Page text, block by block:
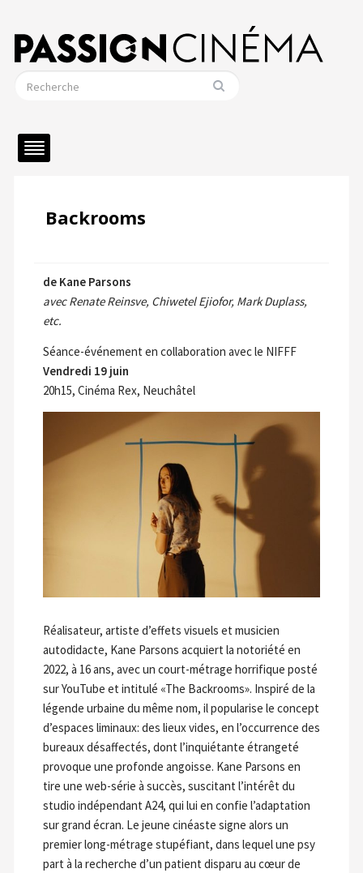
Backrooms
de Kane Parsons
avec Renate Reinsve, Chiwetel Ejiofor, Mark Duplass,
etc.
Séance-événement en collaboration avec le NIFFF
Vendredi 19 juin
20h15, Cinéma Rex, Neuchâtel
Réalisateur, artiste d’effets visuels et musicien
autodidacte, Kane Parsons acquiert la notoriété en
2022, à 16 ans, avec un court-métrage horrifique posté
sur YouTube et intitulé «The Backrooms». Inspiré de la
légende urbaine du même nom, il popularise le concept
d’espaces liminaux: des lieux vides, en l’occurrence des
bureaux désaffectés, dont l’inquiétante étrangeté
provoque une profonde angoisse. Kane Parsons en
tire une web-série à succès, suscitant l’intérêt du
studio indépendant A24, qui lui en confie l’adaptation
sur grand écran. Le jeune cinéaste signe alors un
premier long-métrage stupéfiant, dans lequel une psy
part à la recherche d’un patient disparu au cœur de